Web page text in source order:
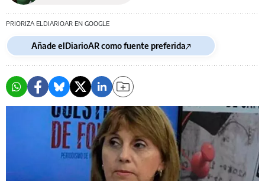
PRIORIZA ELDIARIOAR EN GOOGLE
Añade elDiarioAR como fuente preferida